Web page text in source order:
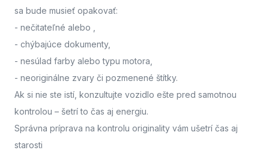
sa bude musieť opakovať:
- nečitateľné alebo
- chýbajúce dokumenty,
- nesúlad farby alebo typu motora,
- neoriginálne zvary či pozmenené štítky.
Ak si nie ste istí, konzultujte vozidlo ešte pred samotnou
kontrolou – šetrí to čas aj energiu.
Správna príprava na kontrolu originality vám ušetrí čas aj
starosti